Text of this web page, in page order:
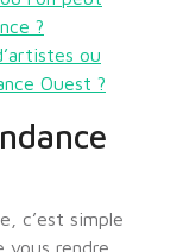
?
ou
Ouest ?
c’est simple
rendre